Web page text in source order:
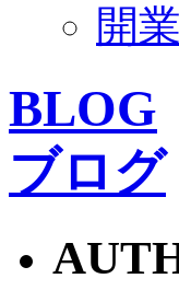
開
BLOG
ブログ